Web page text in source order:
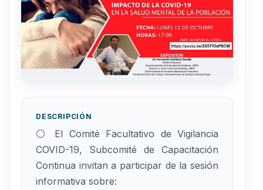
DESCRIPCIÓN
⚪️ El Comité Facultativo de Vigilancia
COVID-19, Subcomité de Capacitación
Continua invitan a participar de la sesión
informativa sobre: